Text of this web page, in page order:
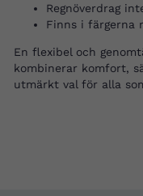
Regnöverdrag
Finns i färgerna
En flexibel och
kombinerar komfort,
utmärkt val för alla